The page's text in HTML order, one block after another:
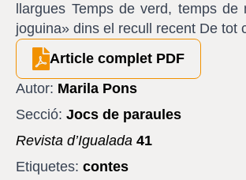
llargues Temps de verd, temps
joguina» dins el recull recent De tot
Article complet PDF
Autor: Marila Pons
Secció: Jocs de paraules
Revista d’Igualada 41
Etiquetes: contes